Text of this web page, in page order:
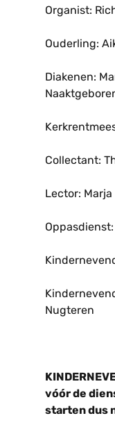
Organist:
Ouderling:
Diakenen:
Collectant:
Lector: Marja
Nugteren
vóór de
starten dus